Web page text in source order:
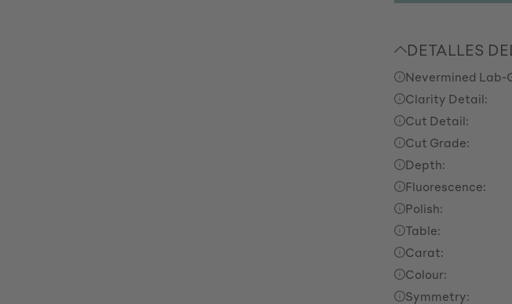
DETALLES
Nevermined Lab-
Clarity Detail:
Cut Detail:
Cut Grade:
Depth:
Fluorescence:
Polish:
Table:
Carat:
Colour:
Symmetry: